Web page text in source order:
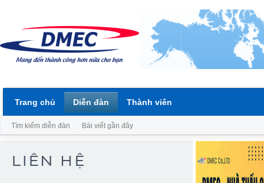
Trang chủ Diễn đàn
Tìm kiếm diễn đàn Bài viết gần đây
Thành viên